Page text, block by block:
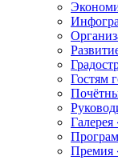
Гостям
Галерея
Премия